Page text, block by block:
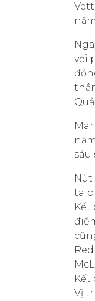
với
sáu
Nút
ta
Kết
Kết
Vị